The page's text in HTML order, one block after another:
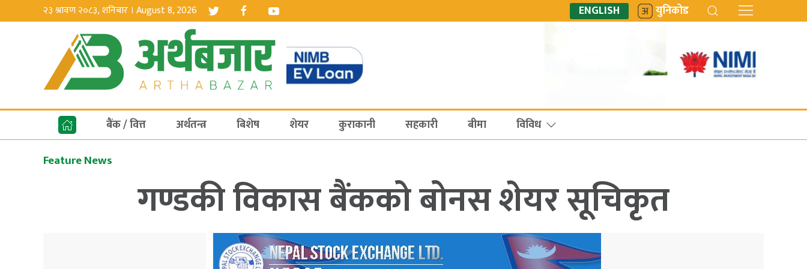
२३ श्रावण २०८३, शनिबार । August 8, 2026 ENGLISH युनिकोड
बैंक / वित्त अर्थतन्त्र बिशेष शेयर कुराकानी सहकारी बीमा विविध
Feature News
गण्डकी विकास बैंकको बोनस शेयर सूचिकृत